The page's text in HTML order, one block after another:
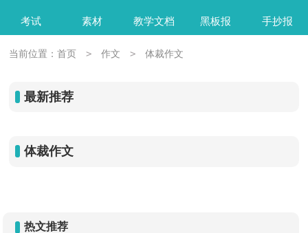
考试 素材 教学文档 黑板报 手抄报
当前位置：首页 > 作文 > 体裁作文
最新推荐
体裁作文
热文推荐